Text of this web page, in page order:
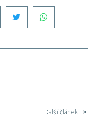
FacebookTwitter
Další článek